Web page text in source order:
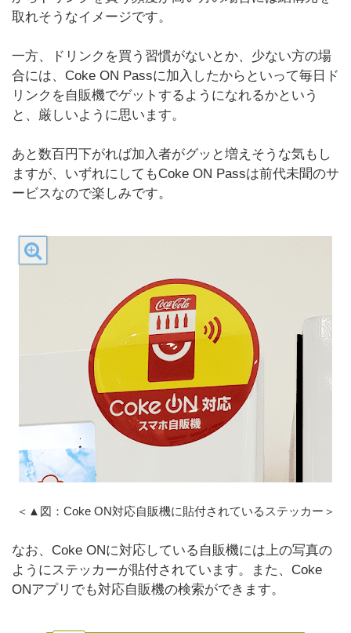
取れそうなイメージです。
一方、ドリンクを買う習慣がないとか、少ない方の場
合には、Coke ON Passに加入したからといって毎日ド
リンクを自販機でゲットするようになれるかという
と、厳しいように思います。
あと数百円下がれば加入者がグッと増えそうな気もし
ますが、いずれにしてもCoke ON Passは前代未聞のサ
ービスなので楽しみです。
＜▲図：Coke ON対応自販機に貼付されているステッカー＞
なお、Coke ONに対応している自販機には上の写真の
ようにステッカーが貼付されています。また、Coke
ONアプリでも対応自販機の検索ができます。